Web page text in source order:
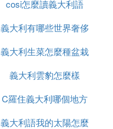
麼說
cosi怎麼讀義大利語
義大利有哪些世界奢侈
品牌
義大利生菜怎麼種盆栽
義大利雲豹怎麼樣
C羅住義大利哪個地方
義大利語我的太陽怎麼